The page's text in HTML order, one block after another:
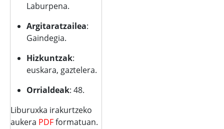
Laburpena.
Argitaratzailea:
Gaindegia.
Hizkuntzak:
euskara, gaztelera.
Orrialdeak: 48.
Liburuxka irakurtzeko
aukera PDFformatuan.